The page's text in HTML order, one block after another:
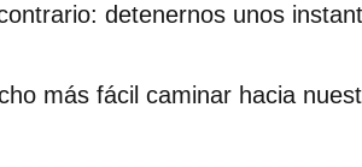
detenernos unos
más fácil caminar hacia